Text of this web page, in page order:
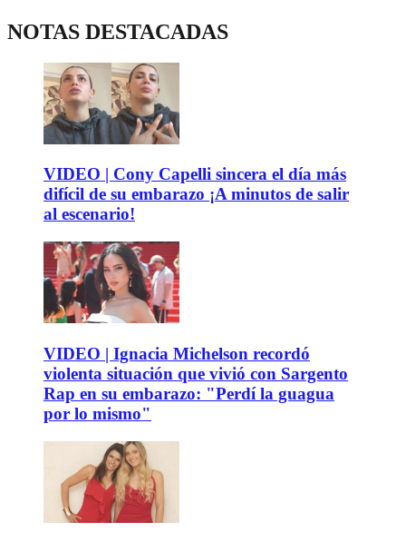
NOTAS DESTACADAS
VIDEO | Cony Capelli sincera el día más
difícil de su embarazo ¡A minutos de salir
al escenario!
VIDEO | Ignacia Michelson recordó
violenta situación que vivió con Sargento
Rap en su embarazo: "Perdí la guagua
por lo mismo"